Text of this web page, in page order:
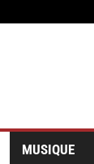
MUSIQUE